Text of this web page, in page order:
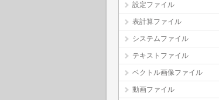
設定ファイル
表計算ファイル
システムファイル
テキストファイル
ベクトル画像ファイル
動画ファイル